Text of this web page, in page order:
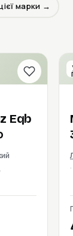
марки →
Eqb